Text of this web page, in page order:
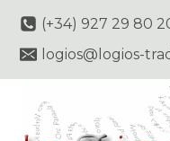
Saltar
contenido
(+34) 927 29 80
logios@logios-